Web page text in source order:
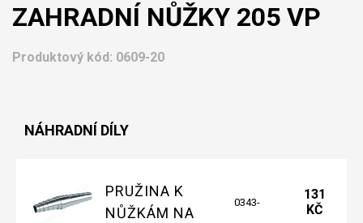
ZAHRADNÍ NŮŽKY 205 VP
Produktový kód: 0609-20
NÁHRADNÍ DÍLY
PRUŽINA K
NŮŽKÁM NA
0343-
131
KČ